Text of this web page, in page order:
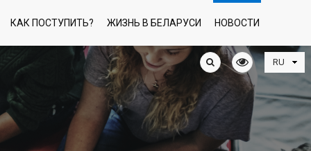
КАК ПОСТУПИТЬ? ЖИЗНЬ В БЕЛАРУСИ НОВОСТИ